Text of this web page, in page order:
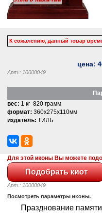
К сожалению, данный товар
цена:
Арт.: 10000049
вес: 1 кг 820 грамм
формат: 360x275x110мм
издатель: ТИЛЬ
Для этой иконы Вы можете
Арт.: 10000049
Посмотреть параметры иконы.
Празднование памяти